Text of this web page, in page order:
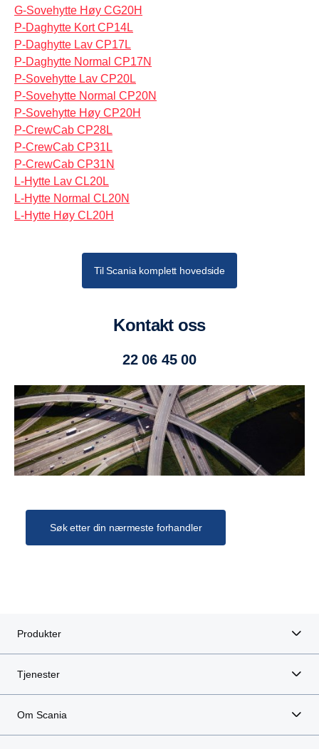
G-Sovehytte Høy CG20H
P-Daghytte Kort CP14L
P-Daghytte Lav CP17L
P-Daghytte Normal CP17N
P-Sovehytte Lav CP20L
P-Sovehytte Normal CP20N
P-Sovehytte Høy CP20H
P-CrewCab CP28L
P-CrewCab CP31L
P-CrewCab CP31N
L-Hytte Lav CL20L
L-Hytte Normal CL20N
L-Hytte Høy CL20H
Til Scania komplett hovedside
Kontakt oss
22 06 45 00
Søk etter din nærmeste forhandler
Produkter
Tjenester
Om Scania